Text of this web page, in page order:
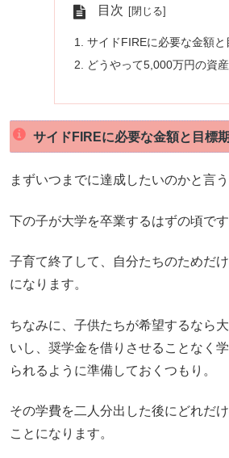
目次
サイドFIREに必要な金額と
どうやって5,000万円の資
サイドFIREに必要な金額と目標
まずいつまでに達成したいのかと言う
下の子が大学を卒業するはずの頃です
子育て終了して、自分たちのためだ
になります。
ちなみに、子供たちが希望するなら
いし、奨学金を借りさせることなく
られるように準備しておくつもり。
その学費を二人分出した後にどれだ
ことになります。